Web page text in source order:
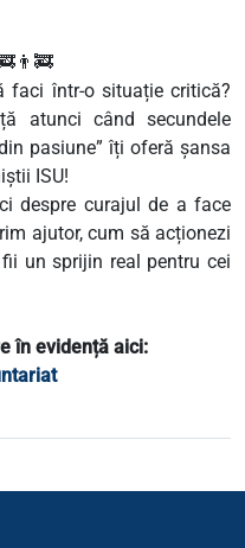
faci într-o situație critică?
atunci când secundele
pasiune” îți oferă șansa
ISU!
despre curajul de a face
ajutor, cum să acționezi
un sprijin real pentru cei
în evidență aici: